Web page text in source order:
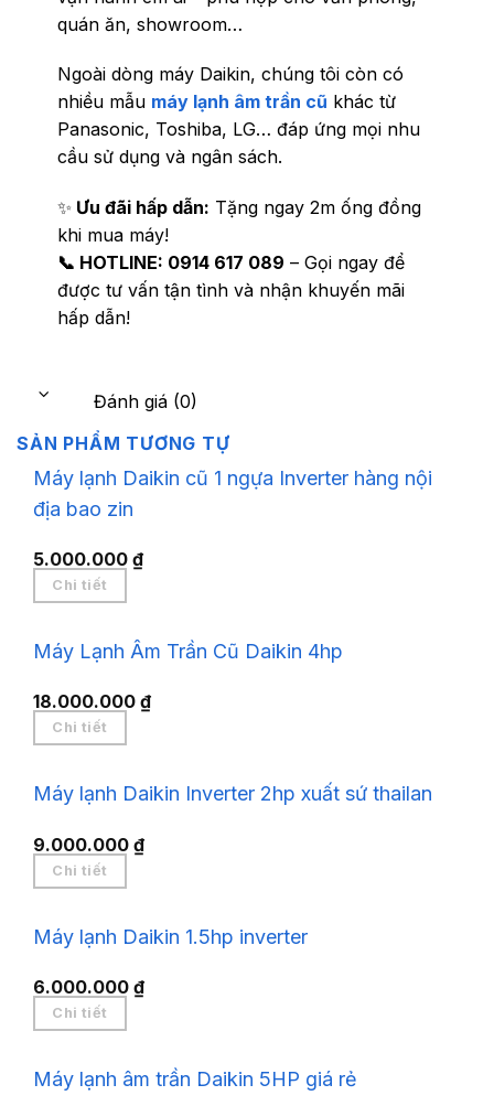
quán ăn, showroom…
Ngoài dòng máy Daikin, chúng tôi còn có
nhiều mẫu máy lạnh âm trần cũ khác từ
Panasonic, Toshiba, LG… đáp ứng mọi nhu
cầu sử dụng và ngân sách.
✨ Ưu đãi hấp dẫn: Tặng ngay 2m ống đồng
khi mua máy!
📞 HOTLINE: 0914 617 089 – Gọi ngay để
được tư vấn tận tình và nhận khuyến mãi
hấp dẫn!
Đánh giá (0)
SẢN PHẨM TƯƠNG TỰ
Máy lạnh Daikin cũ 1 ngựa Inverter hàng nội
địa bao zin
5.000.000 ₫
Chi tiết
Máy Lạnh Âm Trần Cũ Daikin 4hp
18.000.000 ₫
Chi tiết
Máy lạnh Daikin Inverter 2hp xuất sứ thailan
9.000.000 ₫
Chi tiết
Máy lạnh Daikin 1.5hp inverter
6.000.000 ₫
Chi tiết
Máy lạnh âm trần Daikin 5HP giá rẻ